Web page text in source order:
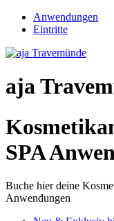
Anwendungen
Eintritte
aja
SPA
Buche hier deine
Anwendungen